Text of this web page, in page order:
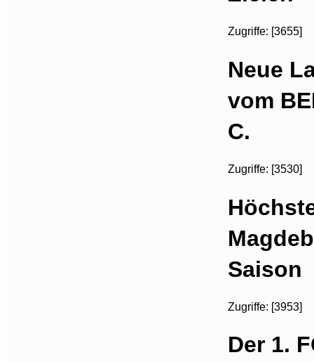
Zugriffe: [3655]
Neue
vom
C.
Zugriffe: [3530]
Saison
Zugriffe: [3953]
Der 1.